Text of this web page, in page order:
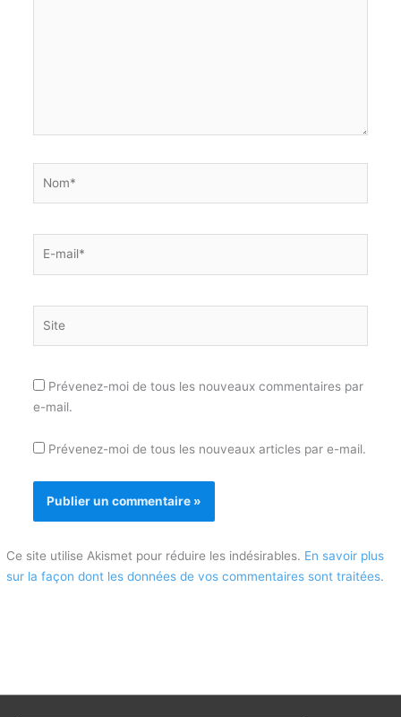
Prévenez-moi de tous les nouveaux commentaires par
e-mail.
Prévenez-moi de tous les nouveaux articles par e-mail.
Ce site utilise Akismet pour réduire les indésirables. En savoir plus
sur la façon dont les données de vos commentaires sont traitées.